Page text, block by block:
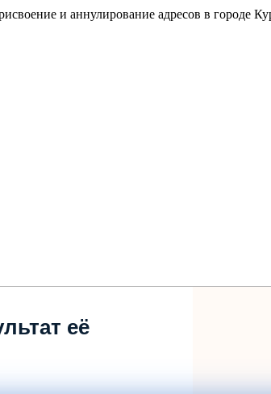
и аннулирование адресов в городе
её